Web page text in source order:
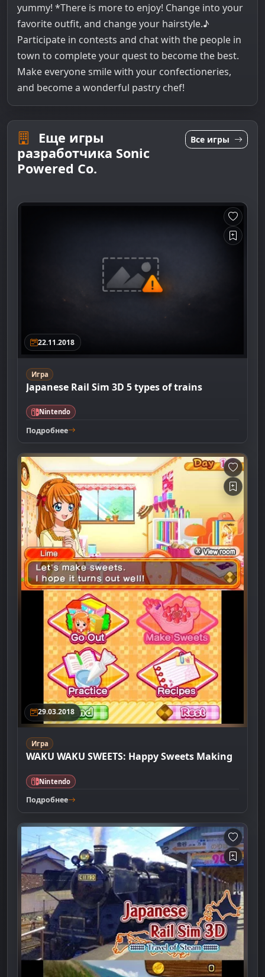
yummy! *There is more to enjoy! Change into your
favorite outfit, and change your hairstyle.♪
Participate in contests and chat with the people in
town to complete your quest to become the best.
Make everyone smile with your confectioneries,
and become a wonderful pastry chef!
Еще игры
разработчика Sonic
Powered Co.
Все игры
22.11.2018
Игра
Japanese Rail Sim 3D 5 types of trains
Nintendo
Подробнее
29.03.2018
Игра
WAKU WAKU SWEETS: Happy Sweets Making
Nintendo
Подробнее